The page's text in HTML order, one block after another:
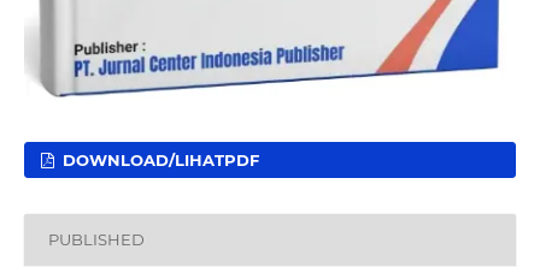
DOWNLOAD/LIHATPDF
PUBLISHED